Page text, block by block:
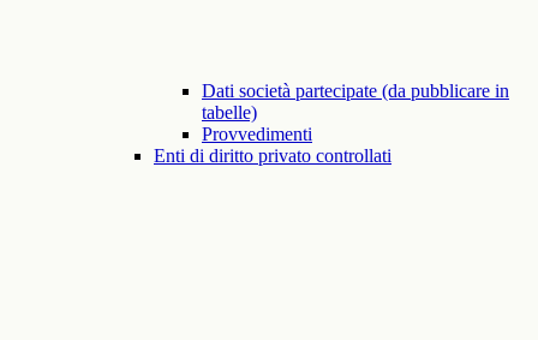
Dati società partecipate (da pubblicare in
tabelle)
Provvedimenti
Enti di diritto privato controllati